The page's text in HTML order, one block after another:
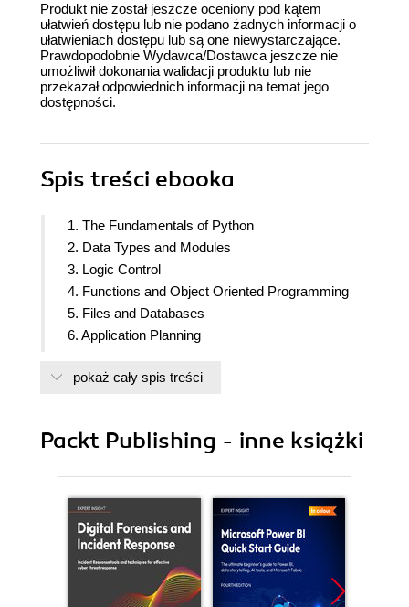
Produkt nie został jeszcze oceniony pod kątem
ułatwień dostępu lub nie podano żadnych informacji o
ułatwieniach dostępu lub są one niewystarczające.
Prawdopodobnie Wydawca/Dostawca jeszcze nie
umożliwił dokonania walidacji produktu lub nie
przekazał odpowiednich informacji na temat jego
dostępności.
Spis treści ebooka
1. The Fundamentals of Python
2. Data Types and Modules
3. Logic Control
4. Functions and Object Oriented Programming
5. Files and Databases
6. Application Planning
8. Automated Software Testing
11. Graphical User Interface Planning
pokaż cały spis treści
Packt Publishing - inne książki